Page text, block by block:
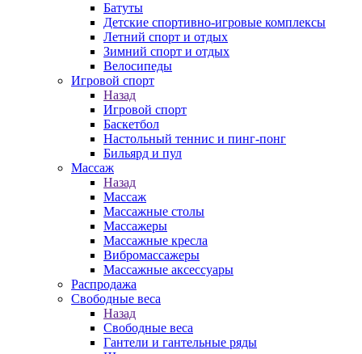
Батуты
Детские спортивно-игровые комплексы
Летний спорт и отдых
Зимний спорт и отдых
Велосипеды
Игровой спорт
Назад
Игровой спорт
Баскетбол
Настольный теннис и пинг-понг
Бильярд и пул
Массаж
Назад
Массаж
Массажные столы
Массажеры
Массажные кресла
Вибромассажеры
Массажные аксессуары
Распродажа
Свободные веса
Назад
Свободные веса
Гантели и гантельные ряды